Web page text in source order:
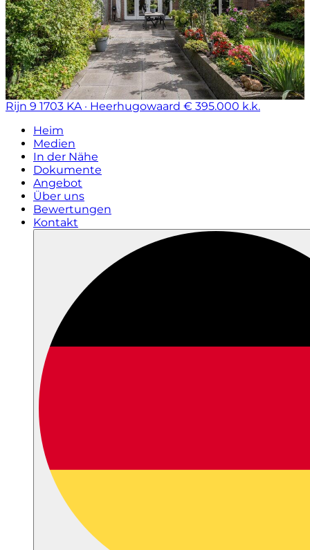
Rijn 9 1703 KA · Heerhugowaard € 395.000 k.k.
Heim
Medien
In der Nähe
Dokumente
Angebot
Über uns
Bewertungen
Kontakt